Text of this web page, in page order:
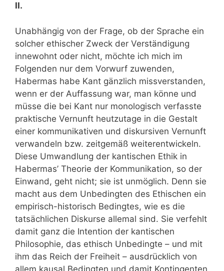
II.
Unabhängig von der Frage, ob der Sprache ein
solcher ethischer Zweck der Verständigung
innewohnt oder nicht, möchte ich mich im
Folgenden nur dem Vorwurf zuwenden,
Habermas habe Kant gänzlich missverstanden,
wenn er der Auffassung war, man könne und
müsse die bei Kant nur monologisch verfasste
praktische Vernunft heutzutage in die Gestalt
einer kommunikativen und diskursiven Vernunft
verwandeln bzw. zeitgemäß weiterentwickeln.
Diese Umwandlung der kantischen Ethik in
Habermas’ Theorie der Kommunikation, so der
Einwand, geht nicht; sie ist unmöglich. Denn sie
macht aus dem Unbedingten des Ethischen ein
empirisch-historisch Bedingtes, wie es die
tatsächlichen Diskurse allemal sind. Sie verfehlt
damit ganz die Intention der kantischen
Philosophie, das ethisch Unbedingte – und mit
ihm das Reich der Freiheit – ausdrücklich von
allem kausal Bedingten und damit Kontingenten